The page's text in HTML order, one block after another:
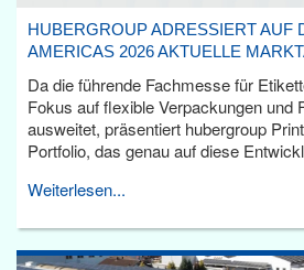
HUBERGROUP ADRESSIERT AUF
AMERICAS 2026 AKTUELLE
Da die führende Fachmesse für
Fokus auf flexible Verpackungen und
ausweitet, präsentiert hubergroup
Portfolio, das genau auf diese
Weiterlesen...